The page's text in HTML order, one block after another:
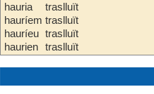
hauria
hauríem
hauríeu
haurien
traslluït
traslluït
traslluït
traslluït